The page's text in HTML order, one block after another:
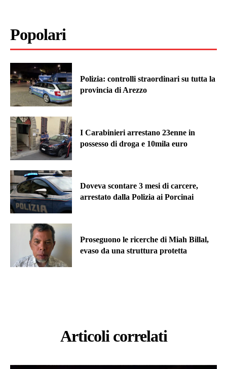
Popolari
Polizia: controlli straordinari su tutta la
provincia di Arezzo
I Carabinieri arrestano 23enne in
possesso di droga e 10mila euro
Doveva scontare 3 mesi di carcere,
arrestato dalla Polizia ai Porcinai
Proseguono le ricerche di Miah Billal,
evaso da una struttura protetta
Articoli correlati